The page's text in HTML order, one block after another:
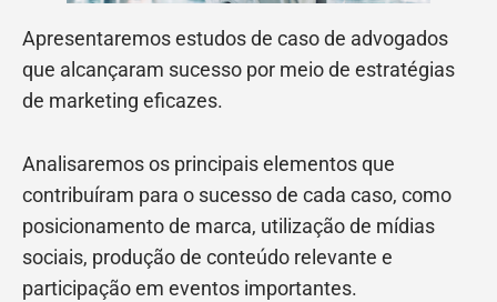
Apresentaremos estudos de caso de advogados
que alcançaram sucesso por meio de estratégias
de marketing eficazes.
Analisaremos os principais elementos que
contribuíram para o sucesso de cada caso, como
posicionamento de marca, utilização de mídias
sociais, produção de conteúdo relevante e
participação em eventos importantes.